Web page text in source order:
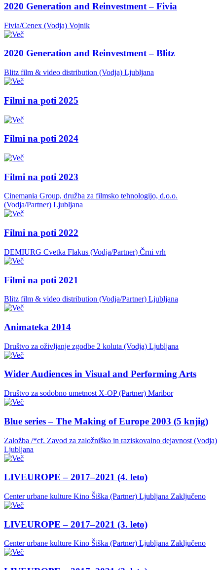
2020 Generation and Reinvestment – Fivia
Fivia/Cenex (Vodja) Vojnik
2020 Generation and Reinvestment – Blitz
Blitz film & video distribution (Vodja) Ljubljana
Filmi na poti 2025
Filmi na poti 2024
Filmi na poti 2023
Cinemania Group, družba za filmsko tehnologijo, d.o.o.
(Vodja/Partner) Ljubljana
Filmi na poti 2022
DEMIURG Cvetka Flakus (Vodja/Partner) Črni vrh
Filmi na poti 2021
Blitz film & video distribution (Vodja/Partner) Ljubljana
Animateka 2014
Društvo za oživljanje zgodbe 2 koluta (Vodja) Ljubljana
Wider Audiences in Visual and Performing Arts
Društvo za sodobno umetnost X-OP (Partner) Maribor
Blue series – The Making of Europe 2003 (5 knjig)
Založba /*cf. Zavod za založniško in raziskovalno dejavnost (Vodja)
Ljubljana
LIVEUROPE – 2017–2021 (4. leto)
Center urbane kulture Kino Šiška (Partner) Ljubljana Zaključeno
LIVEUROPE – 2017–2021 (3. leto)
Center urbane kulture Kino Šiška (Partner) Ljubljana Zaključeno